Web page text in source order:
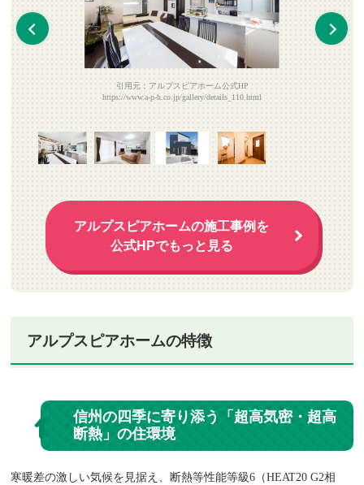
引用元：アルプスピアホーム公式HP
https://www.a-p-h.co.jp/gallery/details_110.html
アルプスピアホームの施工事例を
公式HPでもっと見る
アルプスピアホームの特徴
1
信州の四季に寄り添う「超高気密・超高
断熱」の住環境
寒暖差の激しい気候を見据え、断熱等性能等級6（HEAT20 G2相